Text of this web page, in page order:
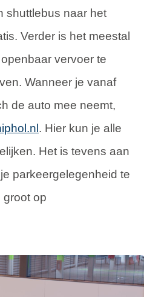
shuttlebus naar het
Verder is het meestal
vervoer te
Wanneer je vanaf
de auto mee neemt,
. Hier kun je alle
Het is tevens aan
parkeergelegenheid te
groot op